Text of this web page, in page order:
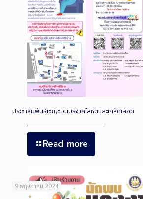
ประชาสัมพันธ์เชิญชวนบริจาคโลหิตและเกล็ดเลือด
Read more
9 พฤษภาคม 2024